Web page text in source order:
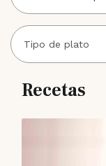
Recetas